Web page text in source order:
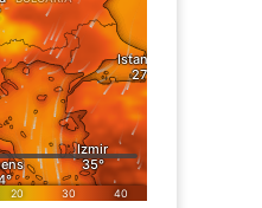
(Видео) Неделен преглед
берзански цени на
земјоделски суровини
НЕДЕЛА 50